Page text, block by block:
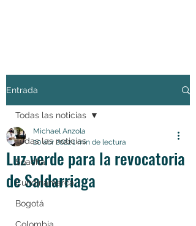
Entrada
Todas las noticias
Soacha
Cundinamarca
Bogotá
Todas las noticias
Luz verde para la revocatoria
de Saldarriaga
Michael Anzola
20 abr 20221 min de lectura